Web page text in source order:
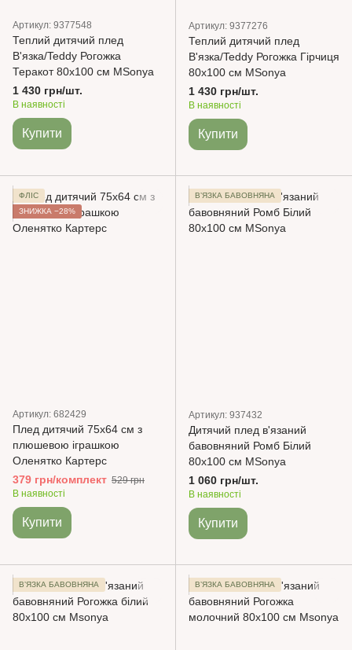
Артикул: 9377548
Теплий дитячий плед
В'язка/Teddy Рогожка
Теракот 80х100 см MSonya
1 430 грн/шт.
В наявності
Купити
Артикул: 9377276
Теплий дитячий плед
В'язка/Teddy Рогожка Гірчиця
80х100 см MSonya
1 430 грн/шт.
В наявності
Купити
ФЛІС
ЗНИЖКА −28%
Артикул: 682429
Плед дитячий 75х64 см з
плюшевою іграшкою
Оленятко Картерс
379 грн/комплект 529 грн
В наявності
Купити
ВʼЯЗКА БАВОВНЯНА
Артикул: 937432
Дитячий плед в'язаний
бавовняний Ромб Білий
80х100 см MSonya
1 060 грн/шт.
В наявності
Купити
ВʼЯЗКА БАВОВНЯНА ВʼЯЗКА БАВОВНЯНА